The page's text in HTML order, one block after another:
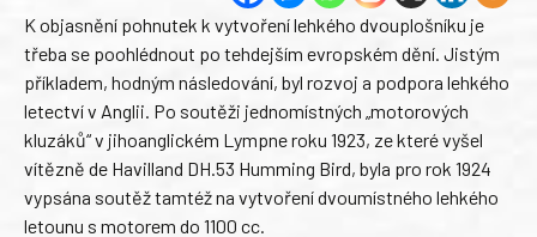
K objasnění pohnutek k vytvoření lehkého dvouplošníku je
třeba se poohlédnout po tehdejším evropském dění. Jistým
příkladem, hodným následování, byl rozvoj a podpora lehkého
letectví v Anglii. Po soutěži jednomístných „motorových
kluzáků“ v jihoanglickém Lympne roku 1923, ze které vyšel
vítězně de Havilland DH.53 Humming Bird, byla pro rok 1924
vypsána soutěž tamtéž na vytvoření dvoumístného lehkého
letounu s motorem do 1100 cc.